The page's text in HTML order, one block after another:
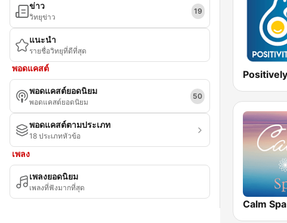
ข่าว
วิทยุข่าว
19
แนะนำ
รายชื่อวิทยุที่ดีที่สุด
พอดแคสต์
พอดแคสต์ยอดนิยม
พอดแคสต์ยอดนิยม
50
พอดแคสต์ตามประเภท
18 ประเภทหัวข้อ
เพลง
เพลงยอดนิยม
เพลงที่ฟังมากที่สุด
Calm Spa